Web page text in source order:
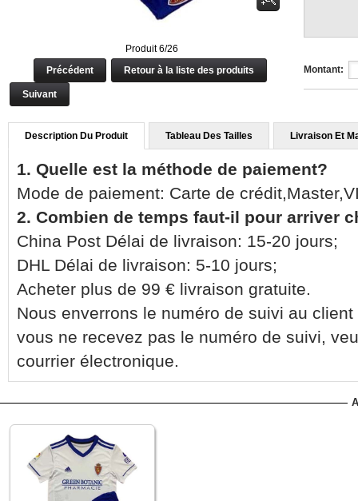
Produit 6/26
Précédent
Retour à la liste des produits
Suivant
Montant:
Description Du Produit Tableau Des Tailles Livraison Et
1. Quelle est la méthode de paiement?
Mode de paiement: Carte de
2. Combien de temps faut-il pour arriver
China Post Délai de livraison: 15-20 jours;
DHL Délai de livraison: 5-10 jours;
Acheter plus de 99 € livraison gratuite.
Nous enverrons le numéro de suivi au
vous ne recevez pas le numéro de suivi,
courrier électronique.